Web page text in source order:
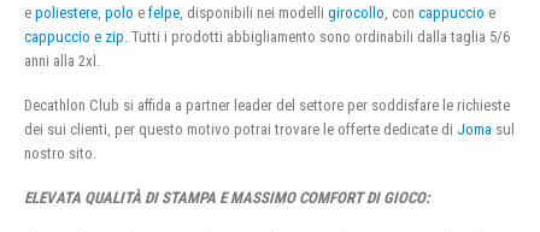
e poliestere polo e felpe , disponibili nei modelli girocollo , con cappuccio e
cappuccio e zip . Tutti i prodotti abbigliamento sono ordinabili dalla taglia 5/6
anni alla 2xl.
Decathlon Club si affida a partner leader del settore per soddisfare le richieste
dei sui clienti, per questo motivo potrai trovare le offerte dedicate di Joma sul
nostro sito.
ELEVATA QUALITÀ DI STAMPA E MASSIMO COMFORT DI GIOCO: